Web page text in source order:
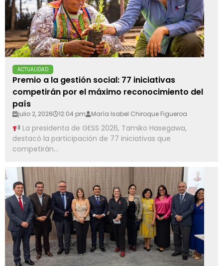
ACTUALIDAD
Premio a la gestión social: 77 iniciativas
competirán por el máximo reconocimiento del
país
julio 2, 2026 12:04 pm María Isabel Chiroque Figueroa
La presidenta de GESS 2026, Tamiko Hasegawa,
destacó la participación de 77 iniciativas que
competirán...